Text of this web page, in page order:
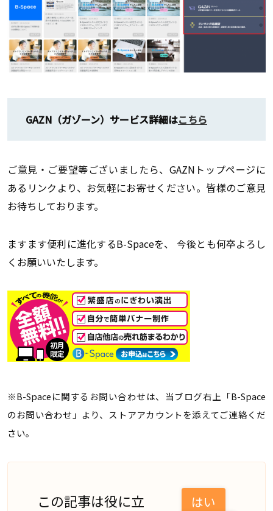
GAZN（ガゾーン）サービス詳細はこちら
ご意見・ご要望等ございましたら、GAZNトップページに
あるリンクより、お気軽にお寄せください。皆様のご意見
お待ちしております。
ますます便利に進化するB-Spaceを、 今後とも何卒よろし
くお願いいたします。
※B-Spaceに関するお問い合わせは、当ブログ右上「B-Space
のお問い合わせ」より、ストアアカウントを添えてご連絡くだ
さい。
この記事は役に立
はい